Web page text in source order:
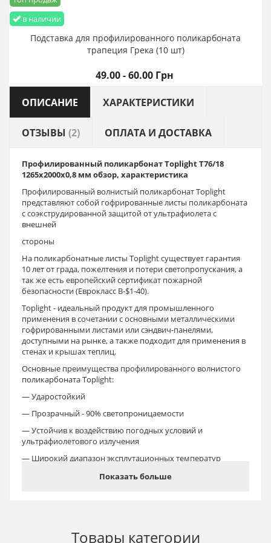
в наличии
Подставка для профилированного поликарбоната
трапеция Грека (10 шт)
49.00 - 60.00 Грн
ОПИСАНИЕ ХАРАКТЕРИСТИКИ
ОТЗЫВЫ (2) ОПЛАТА И ДОСТАВКА
Профилированный поликарбонат Toplight T76/18
1265х2000х0,8 мм обзор, характеристика
Профилированный волнистый поликарбонат Toplight
представляют собой гофрированные листы поликарбоната
с соэкструдированной защитой от ультрафиолета с
внешней
стороны
На поликарбонатные листы Toplight существует гарантия
10 лет от града, пожелтения и потери светопропускания, а
так же есть европейский сертификат пожарной
безопасности (Еврокласс В-$1-40).
Toplight - идеальный продукт для промышленного
применения в сочетании с основными металлическими
гофрированными листами или сэндвич-панелями,
доступными на рынке, а также подходит для применения в
стенах и крышах теплиц.
Основные преимущества профилированного волнистого
поликарбоната Toplight:
— Ударостойкий
— Прозрачный - 90% светопроницаемости
— Устойчив к воздействию погодных условий и
ультрафиолетового излучения
— Широкий диапазон эксплутационных температур
— Устойчив к воздействию широкого спектра химических
выделяет токсических газов
Показать больше
Товары категории